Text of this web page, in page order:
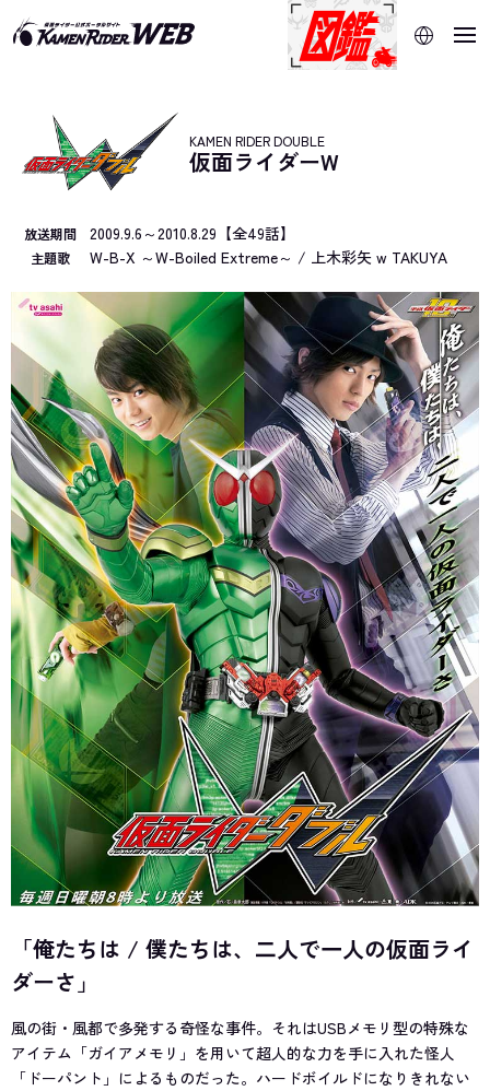
当サイトでは、機械的な自動翻訳サービスを使用していま
す。指定した言語に切り替わらないページは、ブラウザの翻
訳機能をご利用ください。
KAMEN RIDER DOUBLE
仮面ライダーW
放送期間 2009.9.6～2010.8.29【全49話】
主題歌 W-B-X ～W-Boiled Extreme～ / 上木彩矢 w TAKUYA
「俺たちは / 僕たちは、二人で一人の仮面ライ
ダーさ」
風の街・風都で多発する奇怪な事件。それはUSBメモリ型の特殊な
アイテム「ガイアメモリ」を用いて超人的な力を手に入れた怪人
「ドーパント」によるものだった。ハードボイルドになりきれない